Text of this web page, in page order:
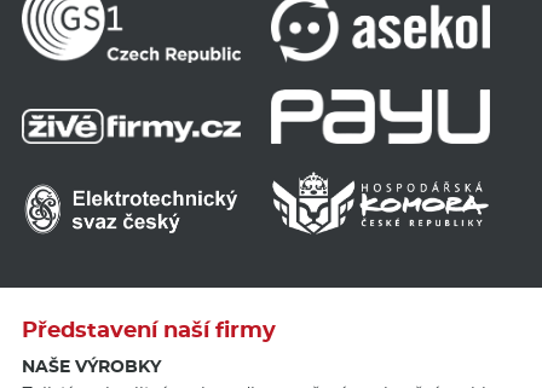
Představení naší firmy
NAŠE VÝROBKY